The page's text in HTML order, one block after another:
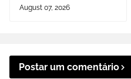
August 07, 2026
Postar um comentário